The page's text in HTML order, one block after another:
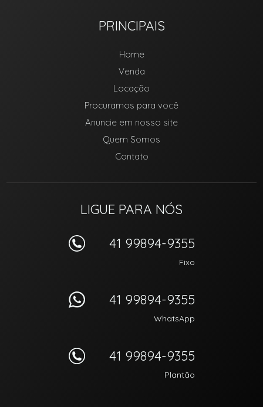
PRINCIPAIS
Home
Venda
Locação
Procuramos para você
Anuncie em nosso site
Quem Somos
Contato
LIGUE PARA NÓS
41 99894-9355
Fixo
41 99894-9355
WhatsApp
41 99894-9355
Plantão